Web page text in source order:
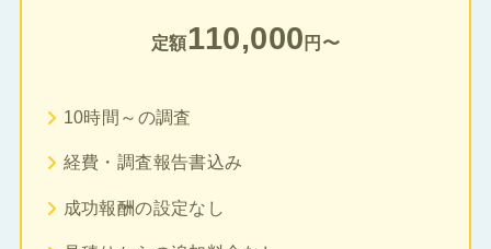
定額110,000 円〜
10時間～の調査
経費・調査報告書込み
成功報酬の設定なし